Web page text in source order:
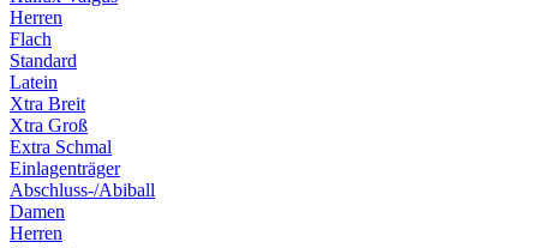
Herren
Flach
Standard
Latein
Xtra Breit
Xtra Groß
Extra Schmal
Einlagenträger
Abschluss-/Abiball
Damen
Herren